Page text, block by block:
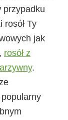
przypadku
rosół Ty
jak
rosół z
.
popularny